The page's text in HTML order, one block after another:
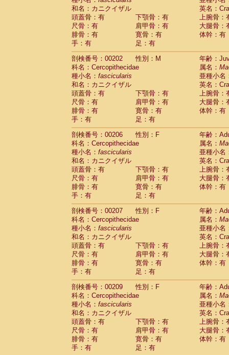
和名：カニクイザル
英名：
頭蓋骨：有
下顎骨：有
上腕骨：
尺骨：有
肩甲骨：有
大腿骨：
腓骨：有
寛骨：有
体幹：有
手：有
足：有
剖検番号：00202
性別：M
年齢：
科名：Cercopithecidae
属名：
種小名： fascicularis
亜種小名
和名：カニクイザル
英名：
頭蓋骨：有
下顎骨：有
上腕骨：
尺骨：有
肩甲骨：有
大腿骨：
腓骨：有
寛骨：有
体幹：有
手：有
足：有
剖検番号：00206
性別：F
年齢：
科名：Cercopithecidae
属名：
種小名： fascicularis
亜種小名
和名：カニクイザル
英名：
頭蓋骨：有
下顎骨：有
上腕骨：
尺骨：有
肩甲骨：有
大腿骨：
腓骨：有
寛骨：有
体幹：有
手：有
足：有
剖検番号：00207
性別：F
年齢：
科名：Cercopithecidae
属名：
種小名： fascicularis
亜種小名
和名：カニクイザル
英名：
頭蓋骨：有
下顎骨：有
上腕骨：
尺骨：有
肩甲骨：有
大腿骨：
腓骨：有
寛骨：有
体幹：有
手：有
足：有
剖検番号：00209
性別：F
年齢：
科名：Cercopithecidae
属名：
種小名： fascicularis
亜種小名
和名：カニクイザル
英名：
頭蓋骨：有
下顎骨：有
上腕骨：
尺骨：有
肩甲骨：有
大腿骨：
腓骨：有
寛骨：有
体幹：有
手：有
足：有